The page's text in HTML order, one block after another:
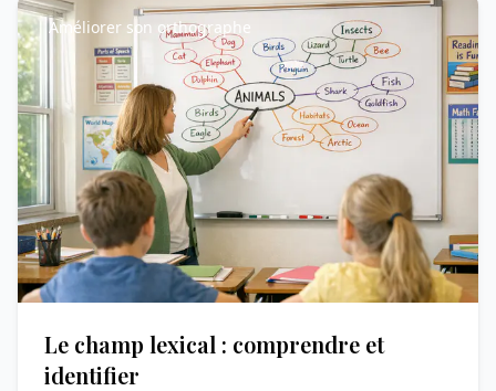
Améliorer son orthographe
Le champ lexical : comprendre et
identifier